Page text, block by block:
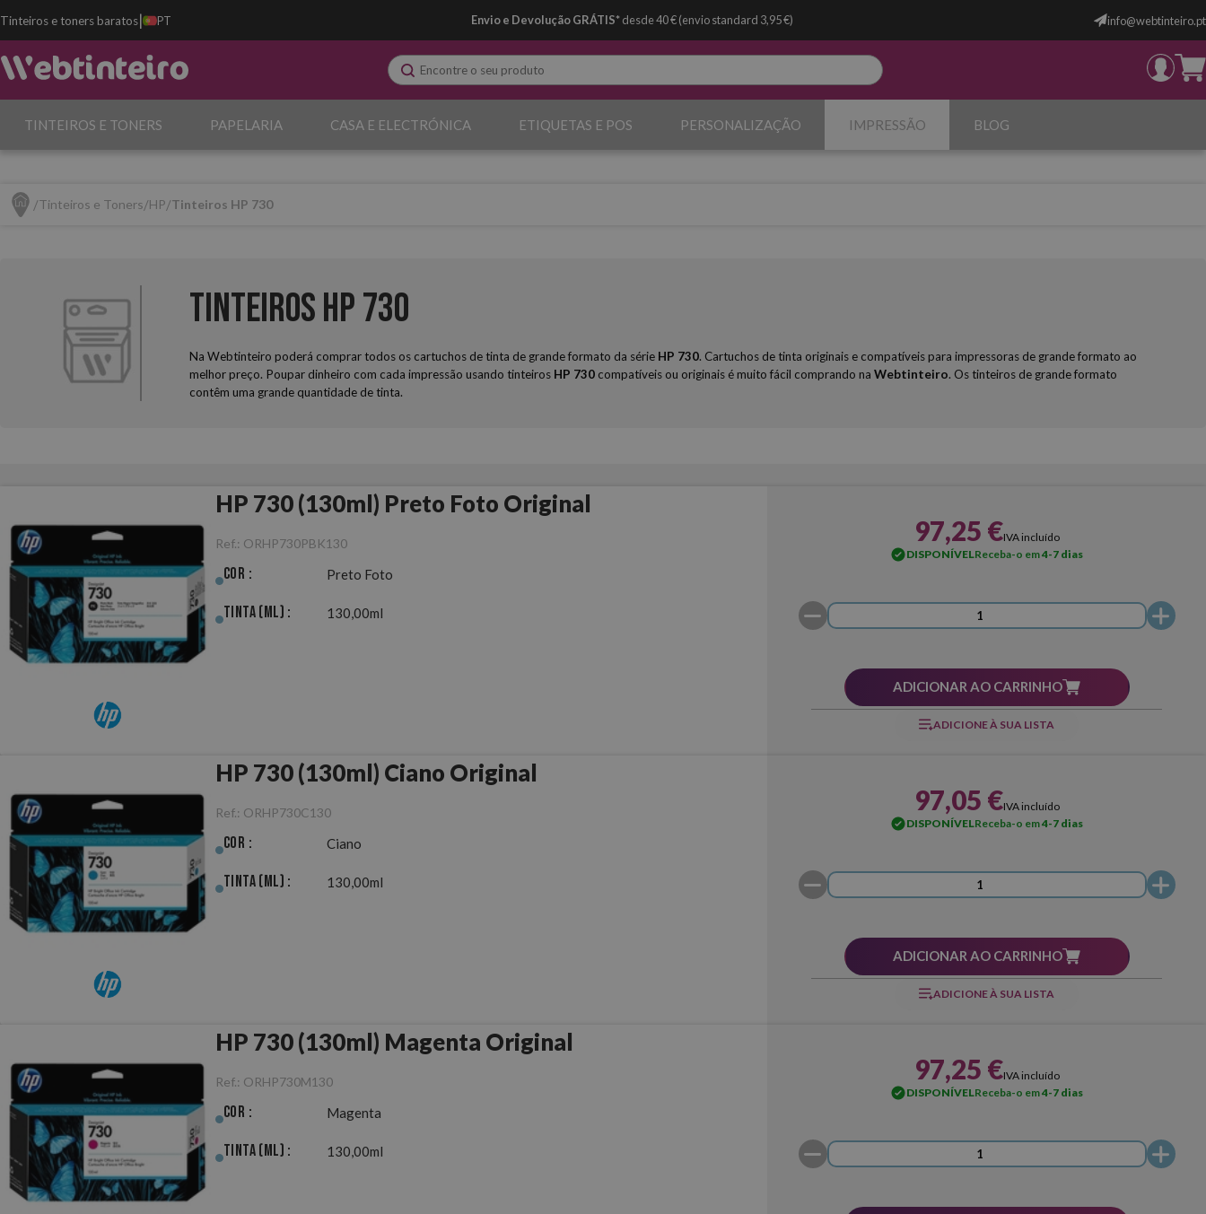
Tinteiros e toners baratos| PT Envio e Devolução GRÁTIS*desde 40 € (envio standard 3,95 €) info@webtinteiro.pt
TINTEIROS E TONERS PAPELARIA CASA E ELECTRÓNICA ETIQUETAS E POS PERSONALIZAÇÃO IMPRESSÃO BLOG
Tinteiros e Toners HP Tinteiros HP 730
Tinteiros HP 730
Na Webtinteiro poderá comprar todos os cartuchos de tinta de grande formato da série HP 730. Cartuchos de tinta originais e compatíveis para impressoras de grande formato ao
melhor preço. Poupar dinheiro com cada impressão usando tinteiros HP 730compatíveis ou originais é muito fácil comprando na Webtinteiro. Os tinteiros de grande formato
contêm uma grande quantidade de tinta.
HP 730 (130ml) Preto Foto Original
Ref.: ORHP730PBK130
Cor : Preto Foto
Tinta (ml) : 130,00ml
97,25 €IVA incluído
DISPONÍVELReceba-o em4-7 dias
ADICIONAR AO CARRINHO
ADICIONE À SUA LISTA
HP 730 (130ml) Ciano Original
Ref.: ORHP730C130
Cor : Ciano
Tinta (ml) : 130,00ml
97,05 €IVA incluído
DISPONÍVELReceba-o em4-7 dias
ADICIONAR AO CARRINHO
ADICIONE À SUA LISTA
HP 730 (130ml) Magenta Original
Ref.: ORHP730M130
Cor : Magenta
Tinta (ml) : 130,00ml
97,25 €IVA incluído
DISPONÍVELReceba-o em4-7 dias